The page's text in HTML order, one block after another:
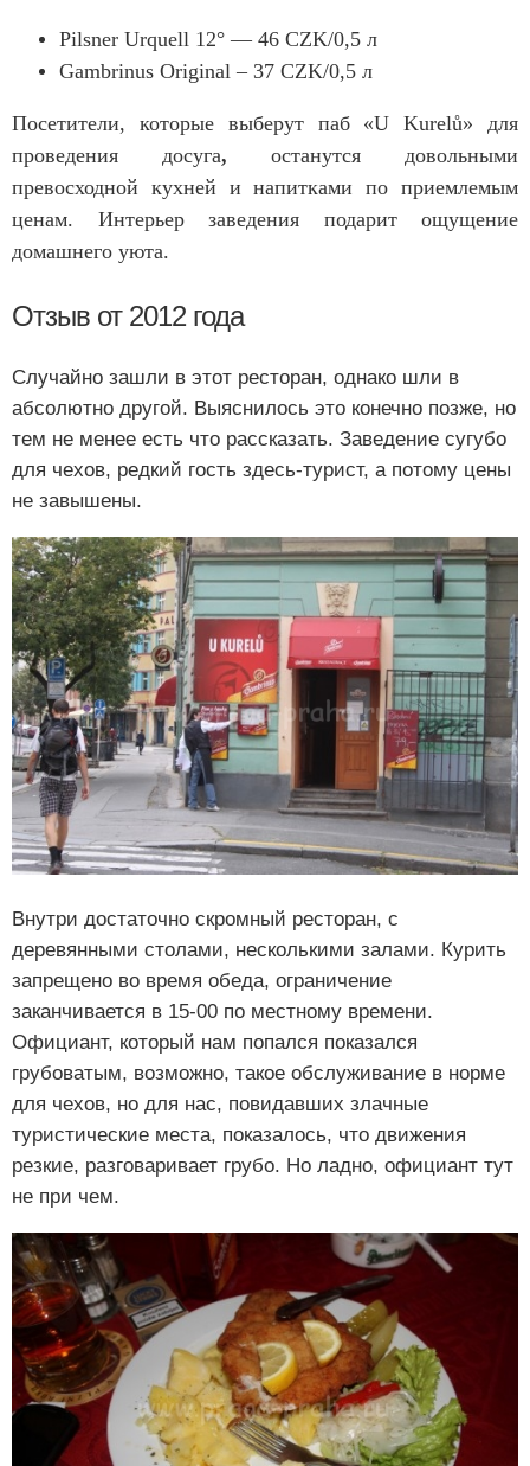
Pilsner Urquell 12° — 46 CZK/0,5 л
Gambrinus Original – 37 CZK/0,5 л
Посетители, которые выберут паб «U Kurelů» для
проведения досуга, останутся довольными
превосходной кухней и напитками по приемлемым
ценам. Интерьер заведения подарит ощущение
домашнего уюта.
Отзыв от 2012 года
Случайно зашли в этот ресторан, однако шли в
абсолютно другой. Выяснилось это конечно позже, но
тем не менее есть что рассказать. Заведение сугубо
для чехов, редкий гость здесь-турист, а потому цены
не завышены.
Внутри достаточно скромный ресторан, с
деревянными столами, несколькими залами. Курить
запрещено во время обеда, ограничение
заканчивается в 15-00 по местному времени.
Официант, который нам попался показался
грубоватым, возможно, такое обслуживание в норме
для чехов, но для нас, повидавших злачные
туристические места, показалось, что движения
резкие, разговаривает грубо. Но ладно, официант тут
не при чем.